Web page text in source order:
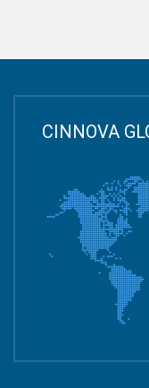
CINNOVA